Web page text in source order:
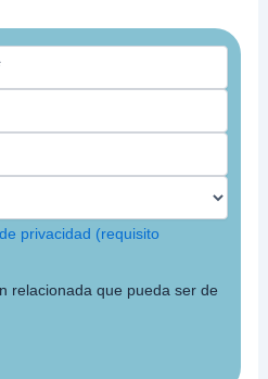
privacidad (requisito
relacionada que pueda ser de